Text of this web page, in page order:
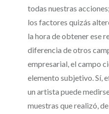
todas nuestras
los factores quizás
la hora de obtener ese
diferencia de otros
empresarial, el campo
elemento subjetivo. Sí,
un artista puede
muestras que realizó,